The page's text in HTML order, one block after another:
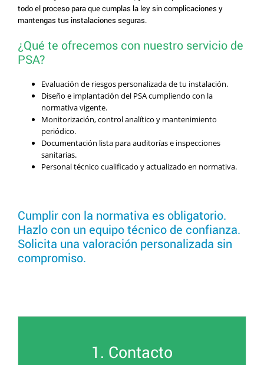
todo el proceso para que cumplas la ley sin complicaciones y
mantengas tus instalaciones seguras.
¿Qué te ofrecemos con nuestro servicio de
PSA?
Evaluación de riesgos personalizada de tu instalación.
Diseño e implantación del PSA cumpliendo con la
normativa vigente.
Monitorización, control analítico y mantenimiento
periódico.
Documentación lista para auditorías e inspecciones
sanitarias.
Personal técnico cualificado y actualizado en normativa.
Cumplir con la normativa es obligatorio.
Hazlo con un equipo técnico de confianza.
Solicita una valoración personalizada sin
compromiso.
1. Contacto